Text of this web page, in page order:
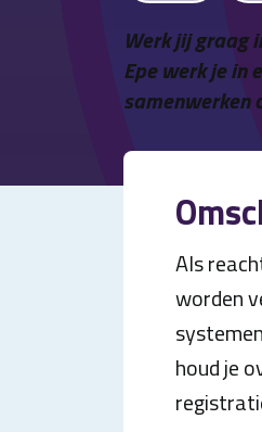
Werk jij graag
Epe werk je in
samenwerken
Als
worden
houd je